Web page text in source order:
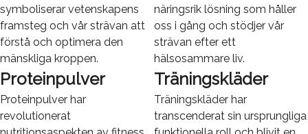
symboliserar vetenskapens
framsteg och vår strävan att
förstå och optimera den
mänskliga kroppen.
näringsrik lösning som håller
oss i gång och stödjer vår
strävan efter ett
hälsosammare liv.
Proteinpulver
Proteinpulver har
revolutionerat
Träningskläder
Träningskläder har
transcenderat sin ursprungliga